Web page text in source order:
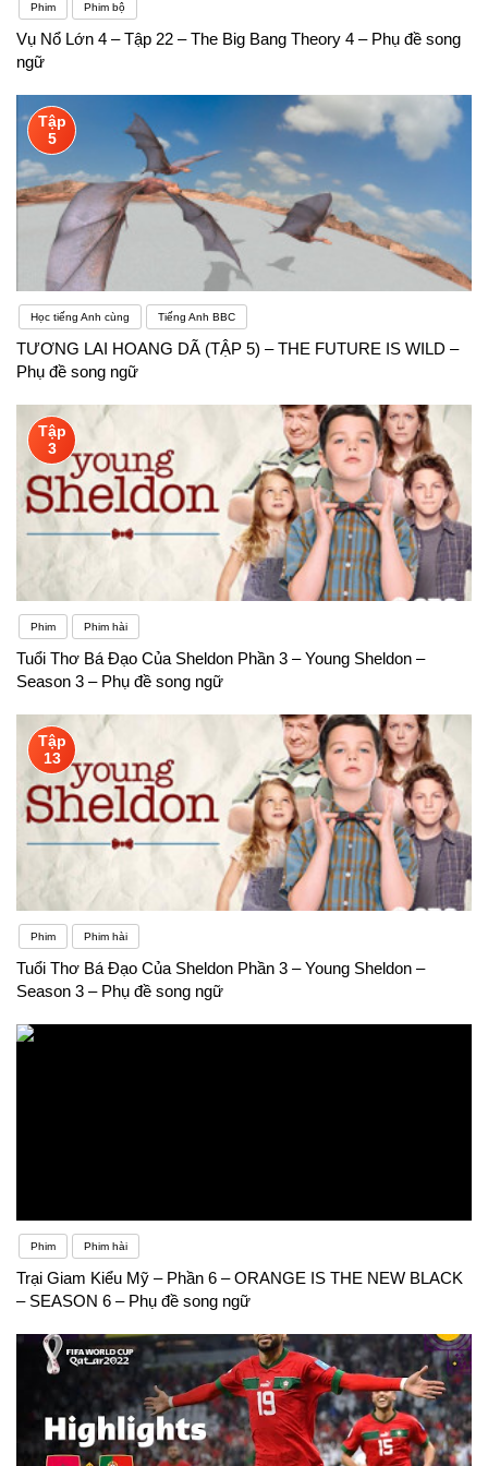
Anh.
Phim Phim bộ
Vụ Nổ Lớn 4 – Tập 22 – The Big Bang Theory 4 – Phụ đề song
ngữ
Tập
5
Học tiếng Anh cùng Tiếng Anh BBC
TƯƠNG LAI HOANG DÃ (TẬP 5) – THE FUTURE IS WILD –
Phụ đề song ngữ
Tập
3
Phim Phim hài
Tuổi Thơ Bá Đạo Của Sheldon Phần 3 – Young Sheldon –
Season 3 – Phụ đề song ngữ
Tập
13
Phim Phim hài
Tuổi Thơ Bá Đạo Của Sheldon Phần 3 – Young Sheldon –
Season 3 – Phụ đề song ngữ
Phim Phim hài
Trại Giam Kiểu Mỹ – Phần 6 – ORANGE IS THE NEW BLACK
– SEASON 6 – Phụ đề song ngữ